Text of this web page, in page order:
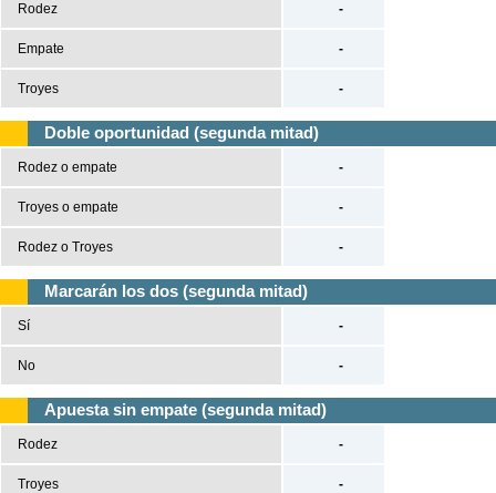
Rodez
Empate
Troyes
-
-
-
Doble oportunidad (segunda mitad)
Rodez o empate
Troyes o empate
Rodez o Troyes
-
-
-
Marcarán los dos (segunda mitad)
Sí
No
-
-
Apuesta sin empate (segunda mitad)
Rodez
Troyes
-
-